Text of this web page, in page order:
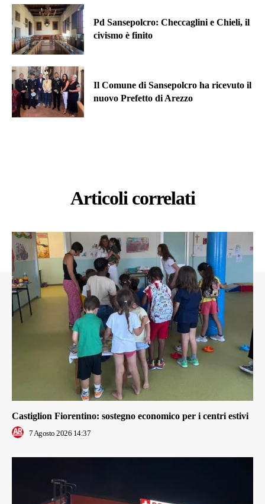
Pd Sansepolcro: Checcaglini e Chieli, il
civismo è finito
Il Comune di Sansepolcro ha ricevuto il
nuovo Prefetto di Arezzo
Articoli correlati
Castiglion Fiorentino: sostegno economico per i centri estivi
7 Agosto 2026 14:37